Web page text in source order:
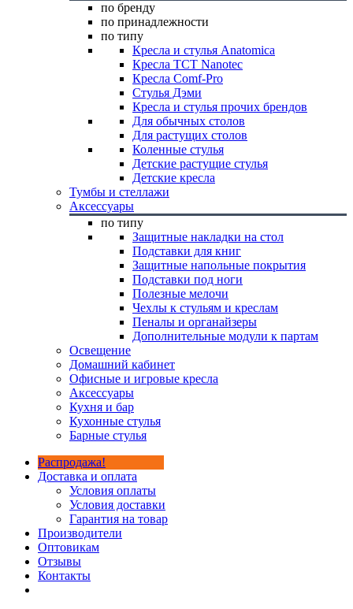
по бренду
по принадлежности
по типу
Кресла и стулья Anatomica
Кресла TCT Nanotec
Кресла Comf-Pro
Стулья Дэми
Кресла и стулья прочих брендов
Для обычных столов
Для растущих столов
Коленные стулья
Детские растущие стулья
Детские кресла
Тумбы и стеллажи
Аксессуары
по типу
Защитные накладки на стол
Подставки для книг
Защитные напольные покрытия
Подставки под ноги
Полезные мелочи
Чехлы к стульям и креслам
Пеналы и органайзеры
Дополнительные модули к партам
Освещение
Домашний кабинет
Офисные и игровые кресла
Аксессуары
Кухня и бар
Кухонные стулья
Барные стулья
Распродажа!
Доставка и оплата
Условия оплаты
Условия доставки
Гарантия на товар
Производители
Оптовикам
Отзывы
Контакты